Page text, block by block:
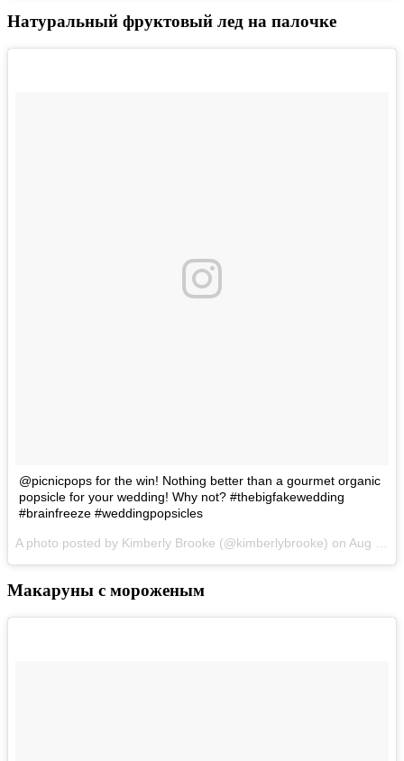
Натуральный фруктовый лед на палочке
@picnicpops for the win! Nothing better than a gourmet organic
popsicle for your wedding! Why not? #thebigfakewedding
#brainfreeze #weddingpopsicles
A photo posted by Kimberly Brooke (@kimberlybrooke) on Aug 24, 2015 at 7:01pm PDT
Макаруны с мороженым